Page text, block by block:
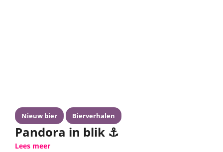
Nieuw bier Bierverhalen
Pandora in blik ⚓️
Lees meer